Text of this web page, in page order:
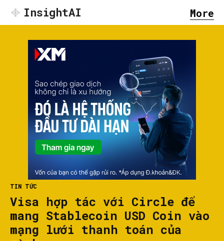
InsightAI More
TIN TỨC
Visa hợp tác với Circle để
mang Stablecoin USD Coin vào
mạng lưới thanh toán của